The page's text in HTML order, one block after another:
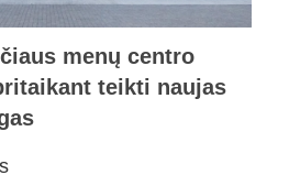
menų centro
teikti naujas